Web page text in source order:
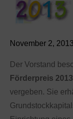
November 2, 2013
Der Vorstand
Förderpreis 2013
vergeben. Sie